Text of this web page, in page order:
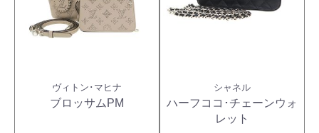
ヴィトン･マヒナ
ブロッサムPM
シャネル
ハーフココ･チェーンウォ
レット